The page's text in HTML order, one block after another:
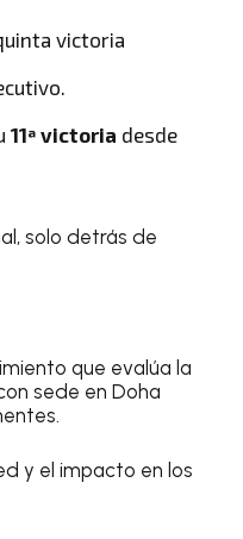
victoria
11ª victoria desde
solo detrás de
que evalúa la
sede en Doha
y el impacto en los